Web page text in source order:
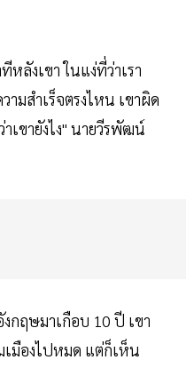
ลังเขา ในแง่ที่ว่าเรา
ามสำเร็จตรงไหน เขาผิด
เขายังไง" นายวีรพัฒน์
กฤษมาเกือบ 10 ปี เขา
เมืองไปหมด แต่ก็เห็น